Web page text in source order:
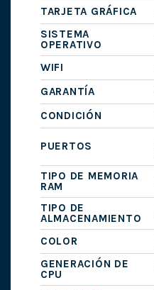
TARJETA GRÁFICA
SISTEMA
OPERATIVO
WIFI
GARANTÍA
CONDICIÓN
PUERTOS
TIPO DE MEMORIA
RAM
TIPO DE
ALMACENAMIENTO
COLOR
GENERACIÓN DE
CPU